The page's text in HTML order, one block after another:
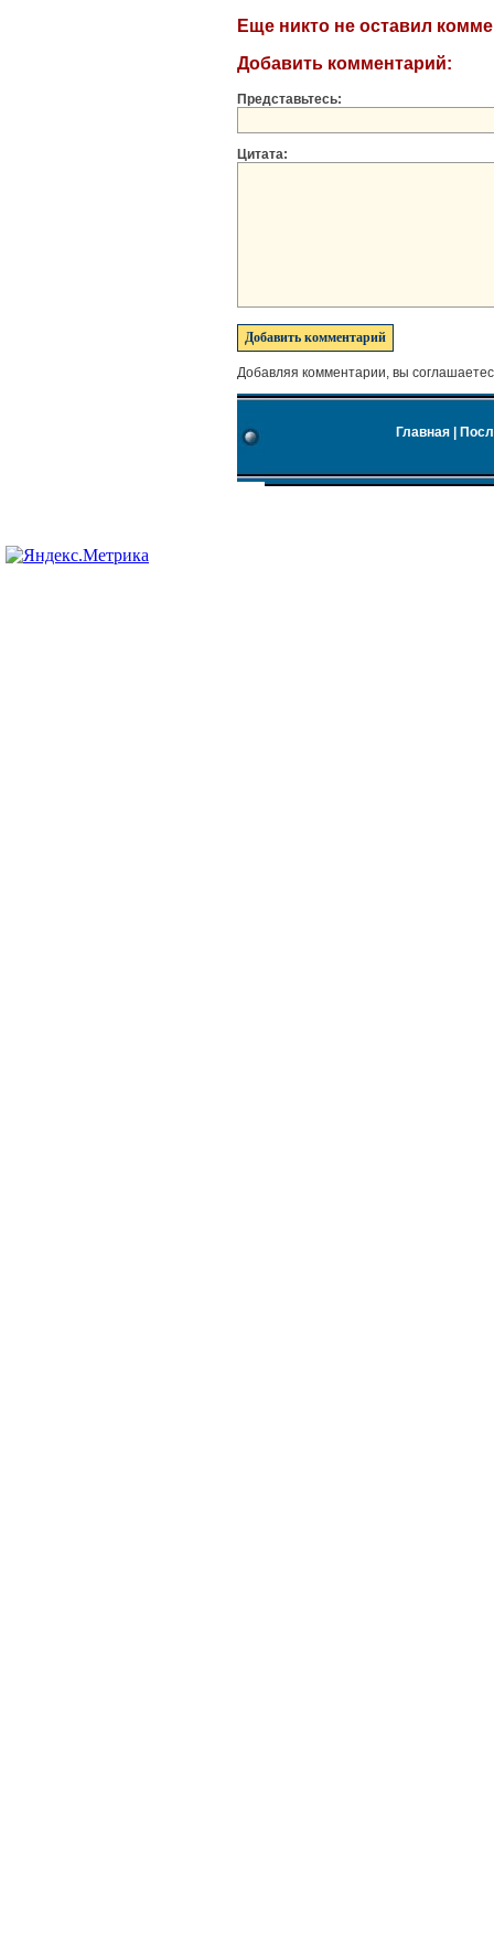
Еще никто не оставил
Добавить комментарий:
Представьтесь:
Цитата:
Добавляя комментарии, вы
Главная|